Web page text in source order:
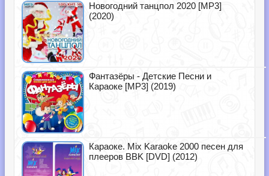
Новогодний танцпол 2020 [MP3]
(2020)
Фантазёры - Детские Песни и
Караоке [MP3] (2019)
Караоке. Mix Karaoke 2000 песен для
плееров BBK [DVD] (2012)